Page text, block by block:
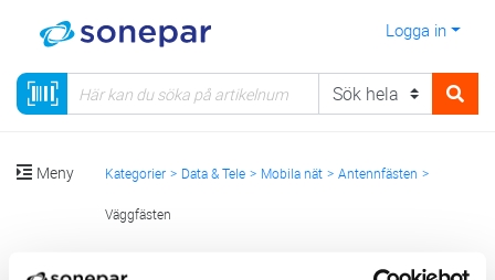
Logga in
Meny Kategorier Data & Tele Mobila nät Antennfästen
Väggfästen